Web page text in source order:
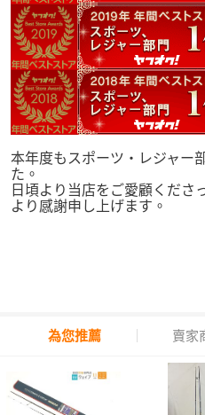
本年度もスポーツ・レジャー
た。
日頃より当店をご愛顧くださ
より感謝申し上げます。
為您推薦 賣家